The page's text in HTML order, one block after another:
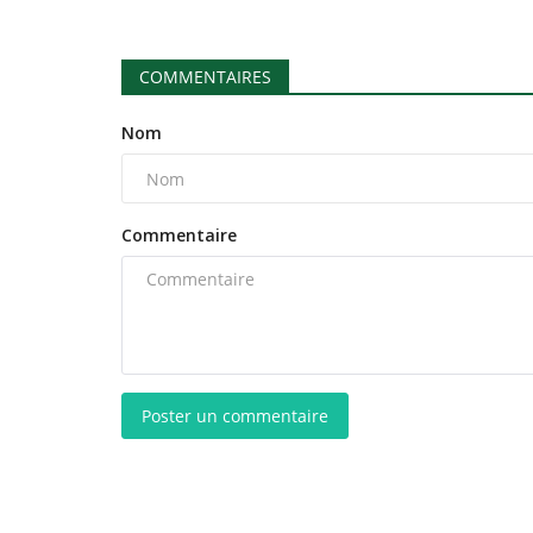
COMMENTAIRES
Nom
Commentaire
Poster un commentaire